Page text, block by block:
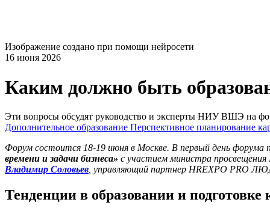
Изображение создано при помощи нейросети
16 июня 2026
Каким должно быть
Эти вопросы обсудят руководство и эксперты НИУ ВШЭ на
Дополнительное образование Перспективное планирование
Форум состоится 18-19 июня в Москве. В первый день форума
времени и задачи бизнеса» с участием министра
Владимир Соловьев , управляющий партнер HREXPO PRO
Тенденции в образовании и подготовке